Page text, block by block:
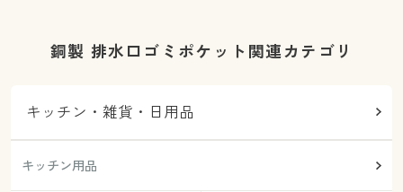
銅製 排水口ゴミポケット関連カテゴリ
キッチン・雑貨・日用品
キッチン用品